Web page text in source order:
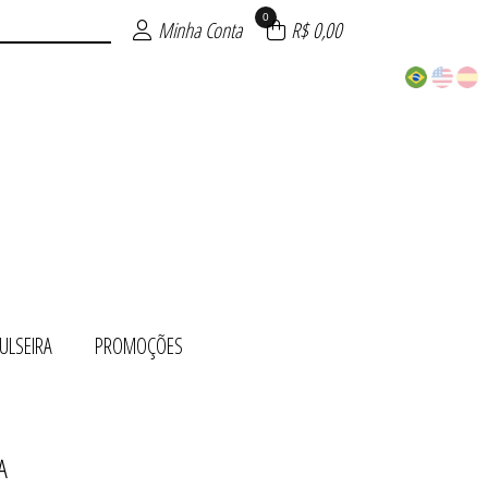
Minha Conta 0 R$ 0,00
PROMOÇÕES